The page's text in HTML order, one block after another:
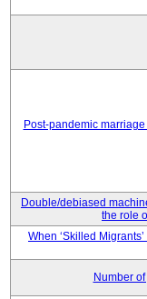
Post-pandemic
Double/debiased
the role
When ‘Skilled
Number